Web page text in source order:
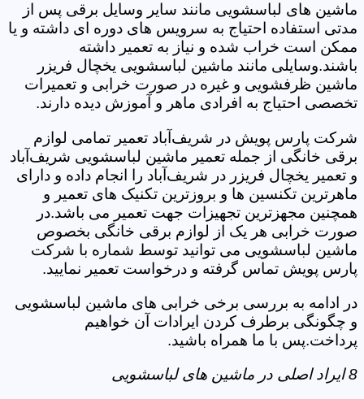
ماشین های لباسشویی مانند سایر وسایل برقی پس از
مدتی استفاده احتیاج به سرویس های دوره ای داشته و یا
ممکن است خراب شده و نیاز به تعمیر داشته
باشند.وسایلی مانند ماشین لباسشویی یخچال فریزر
ماشین ظرفشویی و غیره در صورت خرابی و تعمیرات
تخصصی احتیاج به افرادی ماهر و آموزش دیده دارند.
شرکت پارس پویش در شریف‌آباد تعمیر تمامی لوازم
برقی خانگی از جمله تعمیر ماشین لباسشویی شریف‌آباد
و تعمیر یخچال فریزر در شریف‌آباد را انجام داده و دارای
ماهرترین تکنسین ها و بروزترین تکنیک های تعمیر و
همچنین مجهزترین تجهیزات جهت تعمیر می باشد.در
صورت خرابی هر یک از لوازم برقی خانگی بخصوص
ماشین لباسشویی می توانید توسط شماره با شرکت
پارس پویش تماس گرفته و درخواست تعمیر نمایید.
در ادامه به بررسی برخی خرابی های ماشین لباسشویی
و چگونگی برطرف کردن ایرادات آن خواهیم
پرداخت.پس با ما همراه باشید.
8 ایراد اصلی در ماشین های لباسشویی